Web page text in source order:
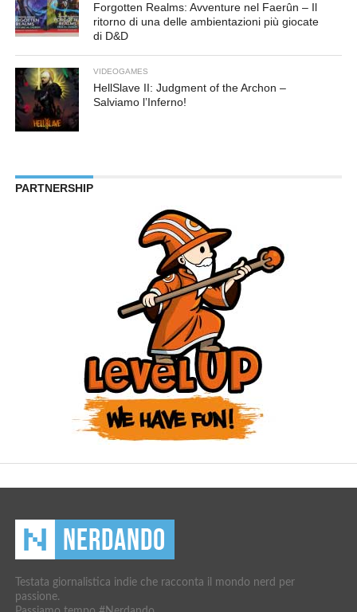
Forgotten Realms: Avventure nel Faerûn – Il
ritorno di una delle ambientazioni più giocate
di D&D
VIDEOGAMES
HellSlave II: Judgment of the Archon –
Salviamo l’Inferno!
PARTNERSHIP
Testata giornalistica indie che racconta il mondo nerd per
passione.